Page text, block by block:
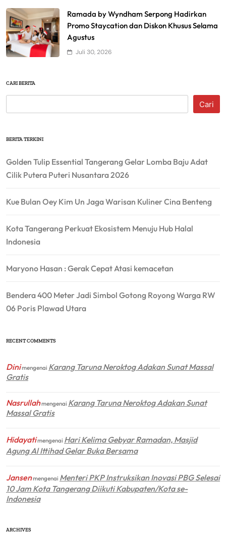
Ramada by Wyndham Serpong Hadirkan
Promo Staycation dan Diskon Khusus Selama
Agustus
Juli 30, 2026
CARI BERITA
Cari
BERITA TERKINI
Golden Tulip Essential Tangerang Gelar Lomba Baju Adat
Cilik Putera Puteri Nusantara 2026
Kue Bulan Oey Kim Un Jaga Warisan Kuliner Cina Benteng
Kota Tangerang Perkuat Ekosistem Menuju Hub Halal
Indonesia
Maryono Hasan : Gerak Cepat Atasi kemacetan
Bendera 400 Meter Jadi Simbol Gotong Royong Warga RW
06 Poris Plawad Utara
RECENT COMMENTS
Dinimengenai Karang Taruna Neroktog Adakan Sunat Massal
Gratis
Nasrullahmengenai Karang Taruna Neroktog Adakan Sunat
Massal Gratis
Hidayatimengenai Hari Kelima Gebyar Ramadan, Masjid
Agung Al Ittihad Gelar Buka Bersama
Jansenmengenai Menteri PKP Instruksikan Inovasi PBG Selesai
10 Jam Kota Tangerang Diikuti Kabupaten/Kota se-
Indonesia
ARCHIVES